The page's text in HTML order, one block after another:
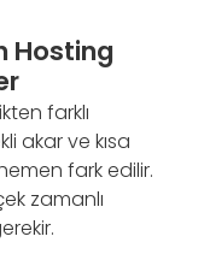
Hosting
farklı
akar ve kısa
fark edilir.
zamanlı